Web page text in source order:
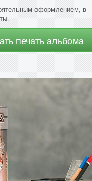
оформлением, в
печать альбома